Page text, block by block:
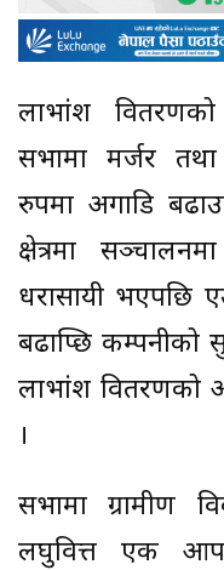
लाभांश
सभामा मर्जर तथा
रुपमा अगाडि
क्षेत्रमा
धरासायी भएपछि
बढाप्छि कम्पनीको
लाभांश वितरणको
।
सभामा ग्रामीण
लघुवित्त एक